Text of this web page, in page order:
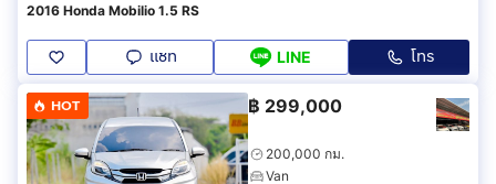
2016 Honda Mobilio 1.5 RS
แชท LINE โทร
HOT ฿ 299,000
200,000 กม.
Van